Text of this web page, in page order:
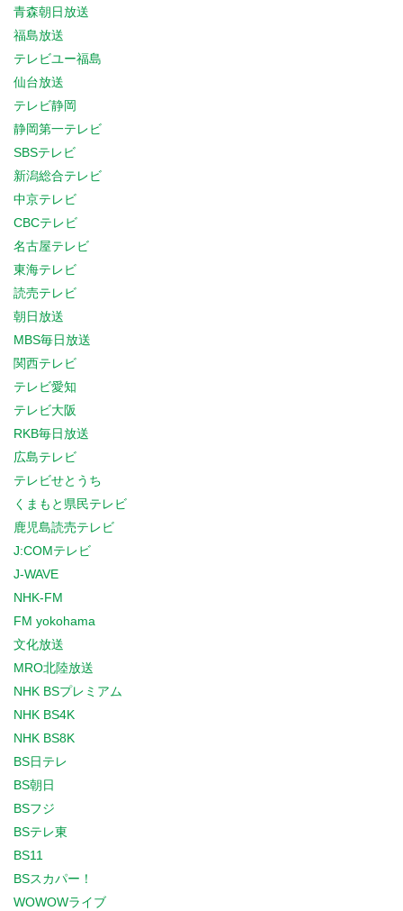
青森朝日放送
福島放送
テレビユー福島
仙台放送
テレビ静岡
静岡第一テレビ
SBSテレビ
新潟総合テレビ
中京テレビ
CBCテレビ
名古屋テレビ
東海テレビ
読売テレビ
朝日放送
MBS毎日放送
関西テレビ
テレビ愛知
テレビ大阪
RKB毎日放送
広島テレビ
テレビせとうち
くまもと県民テレビ
鹿児島読売テレビ
J:COMテレビ
J-WAVE
NHK-FM
FM yokohama
文化放送
MRO北陸放送
NHK BSプレミアム
NHK BS4K
NHK BS8K
BS日テレ
BS朝日
BSフジ
BSテレ東
BS11
BSスカパー！
WOWOWライブ